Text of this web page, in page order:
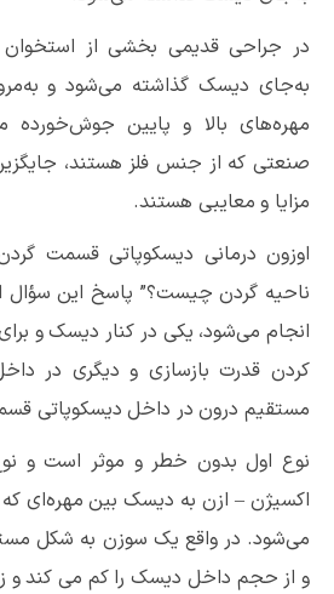
در جراحی قدیمی بخشی از
به‌جای دیسک گذاشته می‌شود و
مهره‌های بالا و پایین جوش‌خورده
صنعتی که از جنس فلز هستند،
مزایا و معایبی هستند.
اوزون درمانی دیسکوپاتی قسمت
ناحیه گردن چیست؟” پاسخ این
انجام می‌شود، یکی در کنار دیسک و
کردن قدرت بازسازی و دیگری در
مستقیم درون در داخل دیسکوپاتی
نوع اول بدون خطر و موثر است و
اکسیژن –ازن به دیسک بین مهره‌ای که
می‌شود. در واقع یک سوزن به شکل
و از حجم داخل دیسک را کم می کند